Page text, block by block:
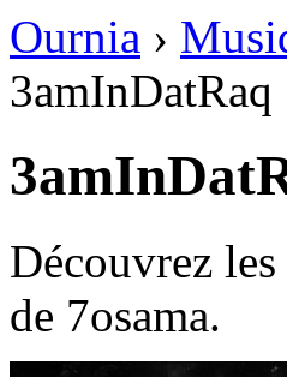
Ournia ›
3amInDatRaq
Découvrez
de 7osama.